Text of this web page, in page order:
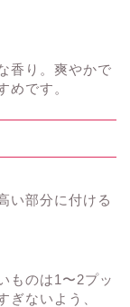
香り。爽やかで
めです。
い部分に付ける
ものは1〜2プッ
ぎないよう、